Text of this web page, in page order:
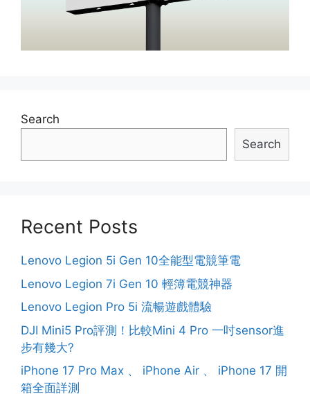
Search
Search
Recent Posts
Lenovo Legion 5i Gen 10全能型電競筆電
Lenovo Legion 7i Gen 10 輕簿電競神器
Lenovo Legion Pro 5i 流暢遊戲體驗
DJI Mini5 Pro評測！比較Mini 4 Pro 一吋sensor進
步有幾大?
iPhone 17 Pro Max 、 iPhone Air 、 iPhone 17 開
箱全面詳測